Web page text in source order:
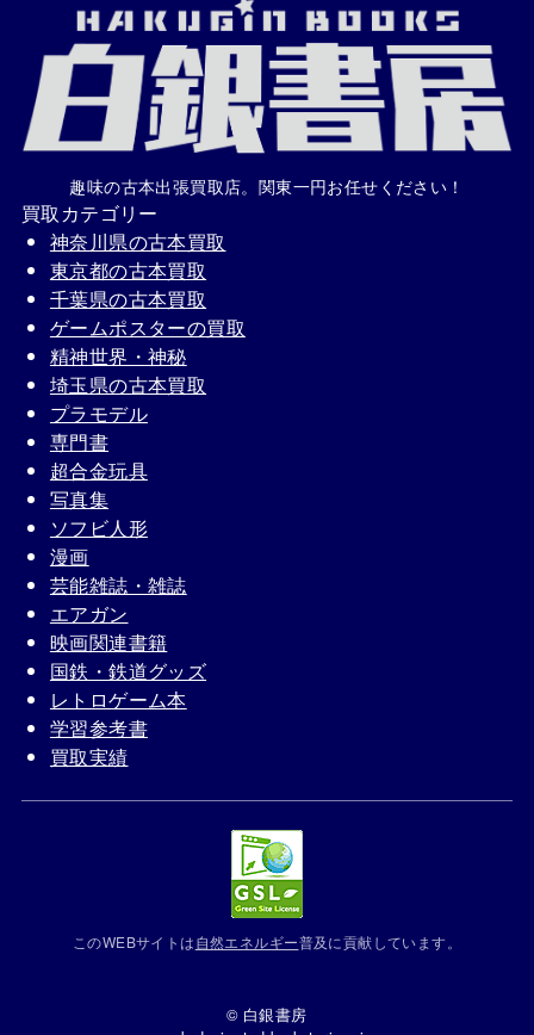
趣味の古本出張買取店。関東一円お任せください！
買取カテゴリー
神奈川県の古本買取
東京都の古本買取
千葉県の古本買取
ゲームポスターの買取
精神世界・神秘
埼玉県の古本買取
プラモデル
専門書
超合金玩具
写真集
ソフビ人形
漫画
芸能雑誌・雑誌
エアガン
映画関連書籍
国鉄・鉄道グッズ
レトロゲーム本
学習参考書
買取実績
このWEBサイトは自然エネルギー普及に貢献しています。
© 白銀書房